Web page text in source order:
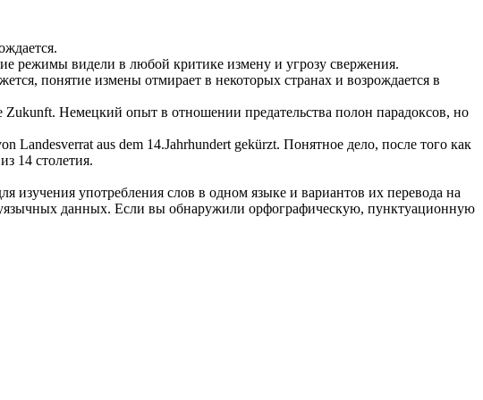
режимы видели в любой критике измену и угрозу свержения.
понятие измены отмирает в некоторых странах и возрождается в
Zukunft. Немецкий опыт в отношении предательства полон парадоксов, но
Landesverrataus dem 14.Jahrhundert gekürzt. Понятное дело, после того как
14 столетия.
изучения употребления слов в одном языке и вариантов их перевода на
данных. Если вы обнаружили орфографическую, пунктуационную